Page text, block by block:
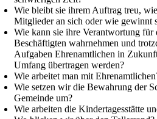
Wie bleibt sie ihrem Auftrag treu,
Mitglieder an sich oder wie gewinnt
Wie kann sie ihre Verantwortung für
Beschäftigten wahrnehmen und
Aufgaben Ehrenamtlichen in
Umfang übertragen werden?
Wie arbeitet man mit
Wie setzen wir die Bewahrung der
Gemeinde um?
Wie arbeiten die Kindertagesstätte